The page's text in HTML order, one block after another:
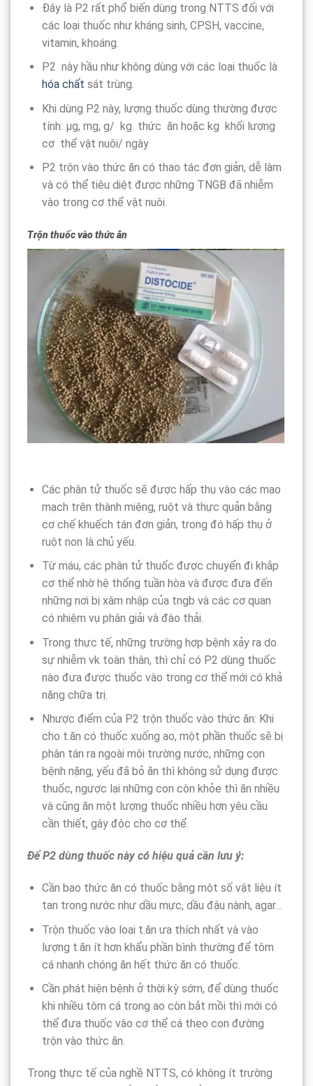
Đây là P2 rất phổ biến dùng trong NTTS đối với
các loại thuốc như kháng sinh, CPSH, vaccine,
vitamin, khoáng.
P2 này hầu như không dùng với các loại thuốc là
hóa chất sát trùng.
Khi dùng P2 này, lượng thuốc dùng thường được
tính: µg, mg, g/ kg thức ăn hoặc kg khối lượng
cơ thể vật nuôi/ ngày
P2 trộn vào thức ăn có thao tác đơn giản, dễ làm
và có thể tiêu diệt được những TNGB đã nhiễm
vào trong cơ thể vật nuôi.
Trộn thuốc vào thức ăn
Các phân tử thuốc sẽ được hấp thụ vào các mao
mạch trên thành miệng, ruột và thực quản bằng
cơ chế khuếch tán đơn giản, trong đó hấp thụ ở
ruột non là chủ yếu.
Từ máu, các phân tử thuốc được chuyển đi khắp
cơ thể nhờ hệ thống tuần hòa và được đưa đến
những nơi bị xâm nhập của tngb và các cơ quan
có nhiệm vụ phân giải và đào thải.
Trong thực tế, những trường hợp bệnh xảy ra do
sự nhiễm vk toàn thân, thì chỉ có P2 dùng thuốc
nào đưa được thuốc vào trong cơ thể mới có khả
năng chữa trị.
Nhược điểm của P2 trộn thuốc vào thức ăn: Khi
cho t.ăn có thuốc xuống ao, một phần thuốc sẽ bị
phân tán ra ngoài môi trường nước, những con
bệnh nặng, yếu đã bỏ ăn thì không sử dụng được
thuốc, ngược lại những con còn khỏe thì ăn nhiều
và cũng ăn một lượng thuốc nhiều hơn yêu cầu
cần thiết, gây độc cho cơ thể.
Để P2 dùng thuốc này có hiệu quả cần lưu ý:
Cần bao thức ăn có thuốc bằng một số vật liệu ít
tan trong nước như dầu mực, dầu đậu nành, agar…
Trộn thuốc vào loại t.ăn ưa thích nhất và vào
lượng t.ăn ít hơn khẩu phần bình thường để tôm
cá nhanh chóng ăn hết thức ăn có thuốc.
Cần phát hiện bệnh ở thời kỳ sớm, để dùng thuốc
khi nhiều tôm cá trong ao còn bắt mồi thì mới có
thể đưa thuốc vào cơ thể cá theo con đường
trộn vào thức ăn.
Trong thực tế của nghề NTTS, có không ít trường